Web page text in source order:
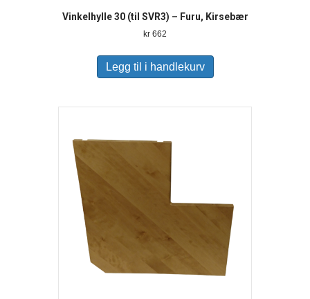
Vinkelhylle 30 (til SVR3) – Furu, Kirsebær
kr 662
Legg til i handlekurv